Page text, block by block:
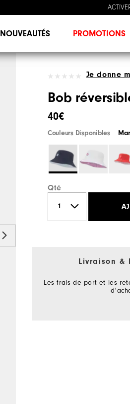
NOUVEAUTÉS PROMOTIONS
Je donne
Bob
40€
Couleurs Disponibles
Qté
Livraison &
Les frais de port et les